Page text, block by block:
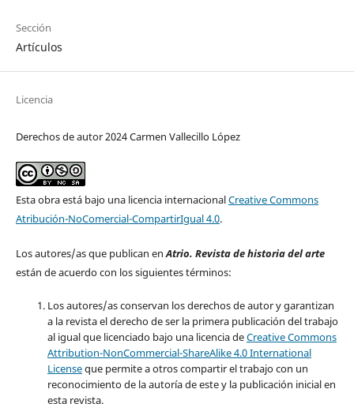
Sección
Artículos
Licencia
Derechos de autor 2024 Carmen Vallecillo López
Esta obra está bajo una licencia internacionalCreative Commons
Atribución-NoComercial-CompartirIgual 4.0.
Los autores/as que publican enAtrio. Revista de historia del arte
están de acuerdo con los siguientes términos:
Los autores/as conservan los derechos de autor y garantizan
a la revista el derecho de ser la primera publicación del trabajo
al igual que licenciado bajo una licencia deCreative Commons
Attribution-NonCommercial-ShareAlike 4.0 International
Licenseque permite a otros compartir el trabajo con un
reconocimiento de la autoría de este y la publicación inicial en
esta revista.